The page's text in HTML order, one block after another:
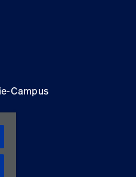
Campus